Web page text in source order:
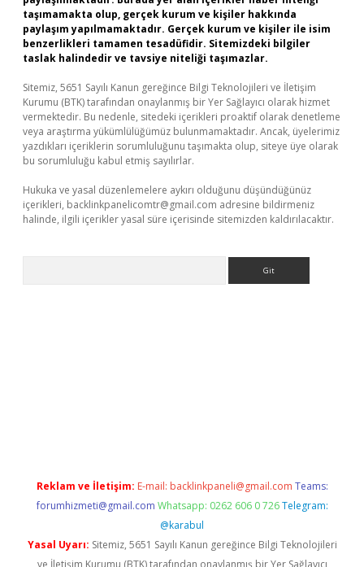
taşımamakta olup, gerçek kurum ve kişiler hakkında
paylaşım yapılmamaktadır. Gerçek kurum ve kişiler ile isim
benzerlikleri tamamen tesadüfidir. Sitemizdeki bilgiler
taslak halindedir ve tavsiye niteliği taşımazlar.
Sitemiz, 5651 Sayılı Kanun gereğince Bilgi Teknolojileri ve İletişim
Kurumu (BTK) tarafından onaylanmış bir Yer Sağlayıcı olarak hizmet
vermektedir. Bu nedenle, sitedeki içerikleri proaktif olarak denetleme
veya araştırma yükümlülüğümüz bulunmamaktadır. Ancak, üyelerimiz
yazdıkları içeriklerin sorumluluğunu taşımakta olup, siteye üye olarak
bu sorumluluğu kabul etmiş sayılırlar.
Hukuka ve yasal düzenlemelere aykırı olduğunu düşündüğünüz
içerikleri, backlinkpanelicomtr@gmail.com adresine bildirmeniz
halinde, ilgili içerikler yasal süre içerisinde sitemizden kaldırılacaktır.
Reklam ve İletişim: E-mail: backlinkpaneli@gmail.com Teams:
forumhizmeti@gmail.com Whatsapp: 0262 606 0 726 Telegram:
@karabul
Yasal Uyarı: Sitemiz, 5651 Sayılı Kanun gereğince Bilgi Teknolojileri
ve İletişim Kurumu (BTK) tarafından onaylanmış bir Yer Sağlayıcı